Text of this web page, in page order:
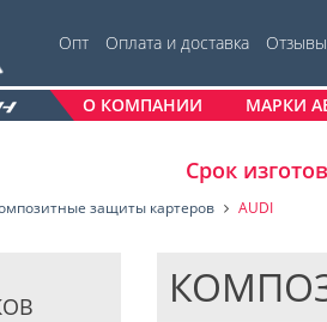
Опт Оплата и доставка Отзывы
О КОМПАНИИ МАРКИ
Срок
защиты картеров AUDI